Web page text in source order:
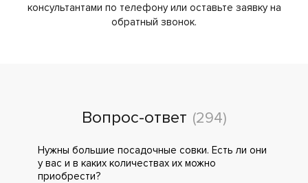
консультантами по телефону или оставьте заявку на
обратный звонок.
Вопрос-ответ (294)
Нужны большие посадочные совки. Есть ли они
у вас и в каких количествах их можно
приобрести?